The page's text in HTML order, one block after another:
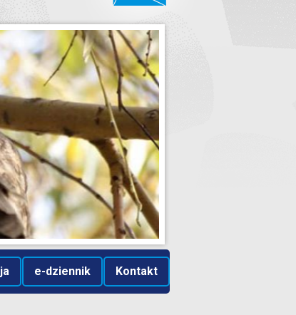
e-dziennik Kontakt